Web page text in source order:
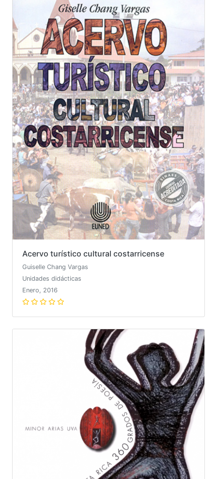
Acervo turístico cultural costarricense
Guiselle Chang Vargas
Unidades didácticas
Enero, 2016